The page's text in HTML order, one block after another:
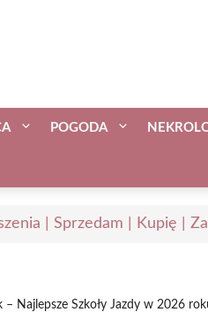
POGODA
| Sprzedam | Kupię |
– Najlepsze Szkoły Jazdy w 2026